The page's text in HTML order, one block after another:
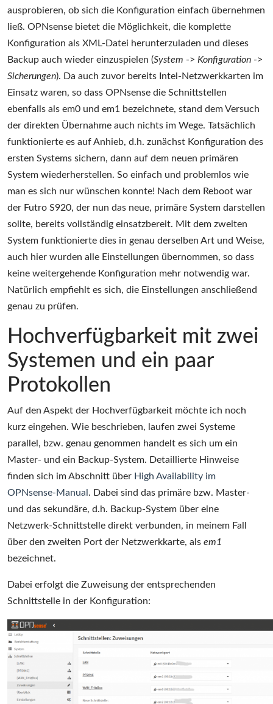
ausprobieren, ob sich die Konfiguration einfach übernehmen
ließ. OPNsense bietet die Möglichkeit, die komplette
Konfiguration als XML-Datei herunterzuladen und dieses
Backup auch wieder einzuspielen (System -> Konfiguration ->
Sicherungen). Da auch zuvor bereits Intel-Netzwerkkarten im
Einsatz waren, so dass OPNsense die Schnittstellen
ebenfalls als em0 und em1 bezeichnete, stand dem Versuch
der direkten Übernahme auch nichts im Wege. Tatsächlich
funktionierte es auf Anhieb, d.h. zunächst Konfiguration des
ersten Systems sichern, dann auf dem neuen primären
System wiederherstellen. So einfach und problemlos wie
man es sich nur wünschen konnte! Nach dem Reboot war
der Futro S920, der nun das neue, primäre System darstellen
sollte, bereits vollständig einsatzbereit. Mit dem zweiten
System funktionierte dies in genau derselben Art und Weise,
auch hier wurden alle Einstellungen übernommen, so dass
keine weitergehende Konfiguration mehr notwendig war.
Natürlich empfiehlt es sich, die Einstellungen anschließend
genau zu prüfen.
Hochverfügbarkeit mit zwei
Systemen und ein paar
Protokollen
Auf den Aspekt der Hochverfügbarkeit möchte ich noch
kurz eingehen. Wie beschrieben, laufen zwei Systeme
parallel, bzw. genau genommen handelt es sich um ein
Master- und ein Backup-System. Detaillierte Hinweise
finden sich im Abschnitt über High Availability im
OPNsense-Manual . Dabei sind das primäre bzw. Master-
und das sekundäre, d.h. Backup-System über eine
Netzwerk-Schnittstelle direkt verbunden, in meinem Fall
über den zweiten Port der Netzwerkkarte, als em1
bezeichnet.
Dabei erfolgt die Zuweisung der entsprechenden
Schnittstelle in der Konfiguration: